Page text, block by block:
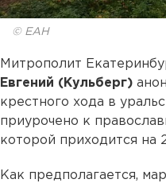
© ЕАН
Митрополит
Евгений (Кульберг)
крестного хода в
приурочено к
которой приходится на
Как предполагается,